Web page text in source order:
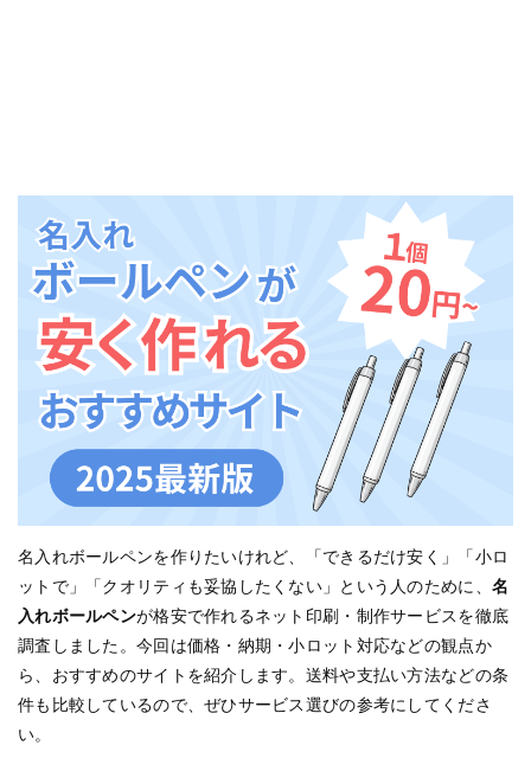
名入れボールペンを作りたいけれど、「できるだけ安く」「小ロ
ットで」「クオリティも妥協したくない」という人のために、 名
入れボールペンが格安で作れるネット印刷・制作サービスを徹底
調査しました。今回は価格・納期・小ロット対応などの観点か
ら、おすすめのサイトを紹介します。送料や支払い方法などの条
件も比較しているので、ぜひサービス選びの参考にしてくださ
い。